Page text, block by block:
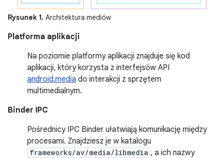
Rysunek 1. Architektura mediów
Platforma aplikacji
Na poziomie platformy aplikacji znajduje się kod
aplikacji, który korzysta z interfejsów API
android.media do interakcji z sprzętem
multimedialnym.
Binder IPC
Pośrednicy IPC Binder ułatwiają komunikację między
procesami. Znajdziesz je w katalogu
frameworks/av/media/libmedia , a ich nazwy